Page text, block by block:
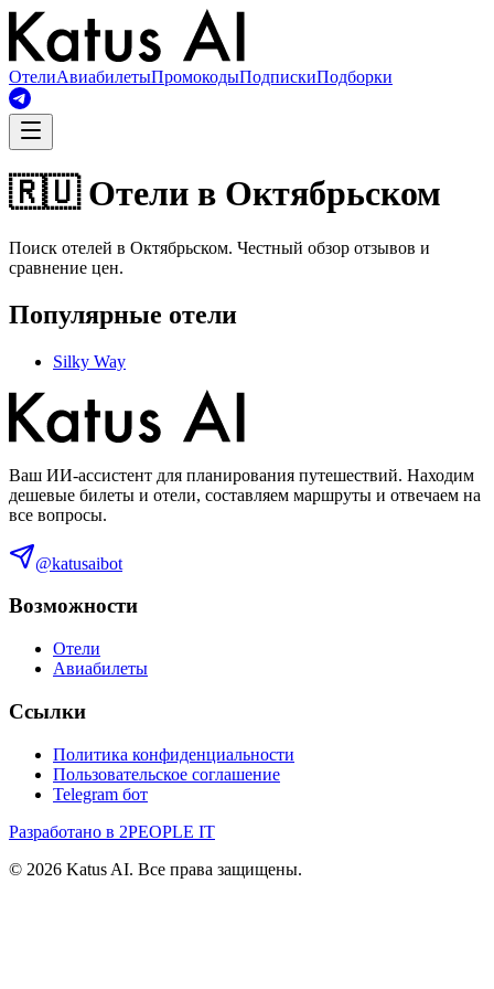
ОтелиАвиабилетыПромокодыПодпискиПодборки
🇷🇺 Отели в Октябрьском
Поиск отелей в Октябрьском. Честный обзор отзывов и
сравнение цен.
Популярные отели
Silky Way
Ваш ИИ-ассистент для планирования путешествий. Находим
дешевые билеты и отели, составляем маршруты и отвечаем на
все вопросы.
@katusaibot
Возможности
Отели
Авиабилеты
Ссылки
Политика конфиденциальности
Пользовательское соглашение
Telegram бот
Разработано в 2PEOPLE IT
© 2026 Katus AI. Все права защищены.